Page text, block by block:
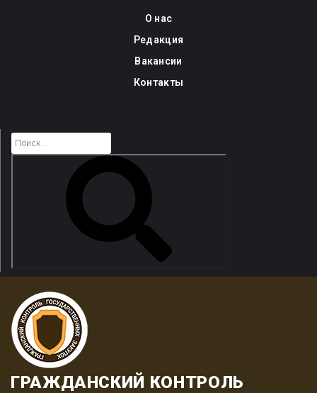
О нас
Редакция
Вакансии
Контакты
ГРАЖДАНСКИЙ КОНТРОЛЬ